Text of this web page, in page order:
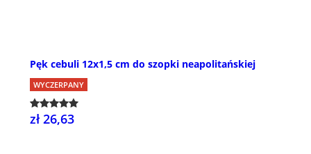
Pęk cebuli 12x1,5 cm do szopki neapolitańskiej
WYCZERPANY
zł 26,63